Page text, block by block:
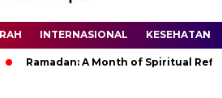
INTERNASIONAL KESEHATAN
Ramadan: A Month of Spiritual